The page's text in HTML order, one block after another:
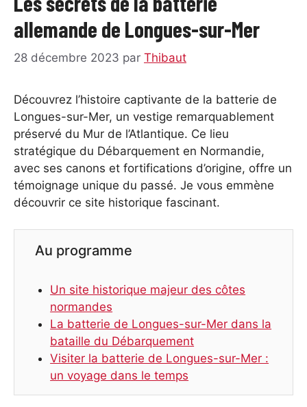
allemande de Longues-sur-Mer
28 décembre 2023 par Thibaut
Découvrez l’histoire captivante de la batterie de
Longues-sur-Mer, un vestige remarquablement
préservé du Mur de l’Atlantique. Ce lieu
stratégique du Débarquement en Normandie,
avec ses canons et fortifications d’origine, offre un
témoignage unique du passé. Je vous emmène
découvrir ce site historique fascinant.
Au programme
Un site historique majeur des côtes
normandes
La batterie de Longues-sur-Mer dans la
bataille du Débarquement
Visiter la batterie de Longues-sur-Mer :
un voyage dans le temps